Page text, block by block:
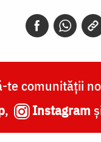
te comunității
, Instagram